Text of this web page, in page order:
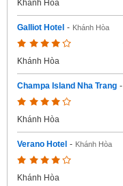
Khánh Hòa
Galliot Hotel - Khánh Hòa
Khánh Hòa
Champa Island Nha Trang -
Khánh Hòa
Verano Hotel - Khánh Hòa
Khánh Hòa